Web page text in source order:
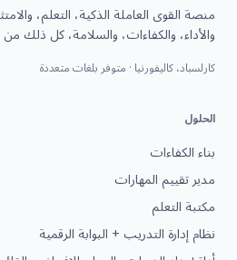
منصة القوى العاملة الذكية، التعلم،
والأداء، والكفاءات، والسلامة، كل ذلك
كارلسباد، كاليفورنيا · متوفر بلغات متعددة
الحلول
بناء الكفاءات
مدير تقييم المهارات
مكتبة التعلم
نظام إدارة التدريب + البوابة الرقمية